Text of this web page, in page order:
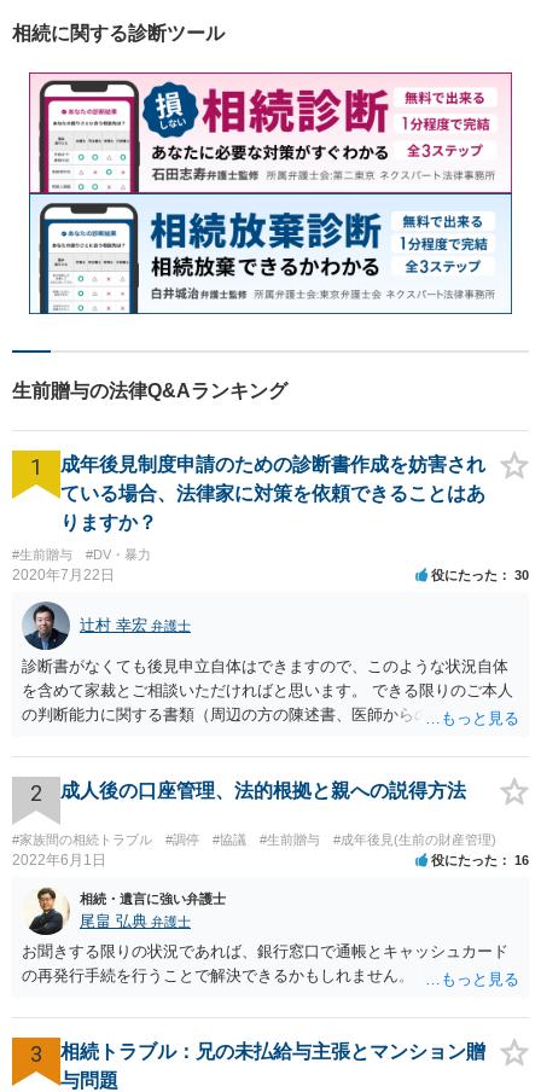
相続に関する診断ツール
生前贈与の法律Q&Aランキング
1
成年後見制度申請のための診断書作成を妨害され
ている場合、法律家に対策を依頼できることはあ
りますか？
#生前贈与 #DV・暴力
2020年7月22日 役にたった 30
辻村 幸宏 弁護士
診断書がなくても後見申立自体はできますので、このような状況自体
を含めて家裁とご相談いただければと思います。 できる限りのご本人
の判断能力に関する書類（周辺の方の陳述書、医師からの聴取書等）
をしていただければそこから先は進むのではないかと存じます。 ま
た、Aさんの意向を酌みすぎるあまりに後見申立ができない状況にして
いる施設の問題もありますので、当該地域の地域包括支援センターに
ご相談されるのもひとつの方法です。
2 成人後の口座管理、法的根拠と親への説得方法
#家族間の相続トラブル #調停 #協議 #生前贈与 #成年後見(生前の財産管理)
2022年6月1日 役にたった 16
相続・遺言に強い弁護士
尾畠 弘典 弁護士
お聞きする限りの状況であれば、銀行窓口で通帳とキャッシュカード
の再発行手続を行うことで解決できるかもしれません。
3
相続トラブル：兄の未払給与主張とマンション贈
与問題